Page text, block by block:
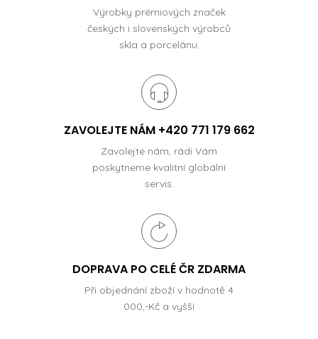
Výrobky prémiových značek
českých i slovenských výrobců
skla a porcelánu.
ZAVOLEJTE NÁM +420 771 179 662
Zavolejte nám, rádi Vám
poskytneme kvalitní globální
servis.
DOPRAVA PO CELÉ ČR ZDARMA
Při objednání zboží v hodnotě 4
000,-Kč a vyšší